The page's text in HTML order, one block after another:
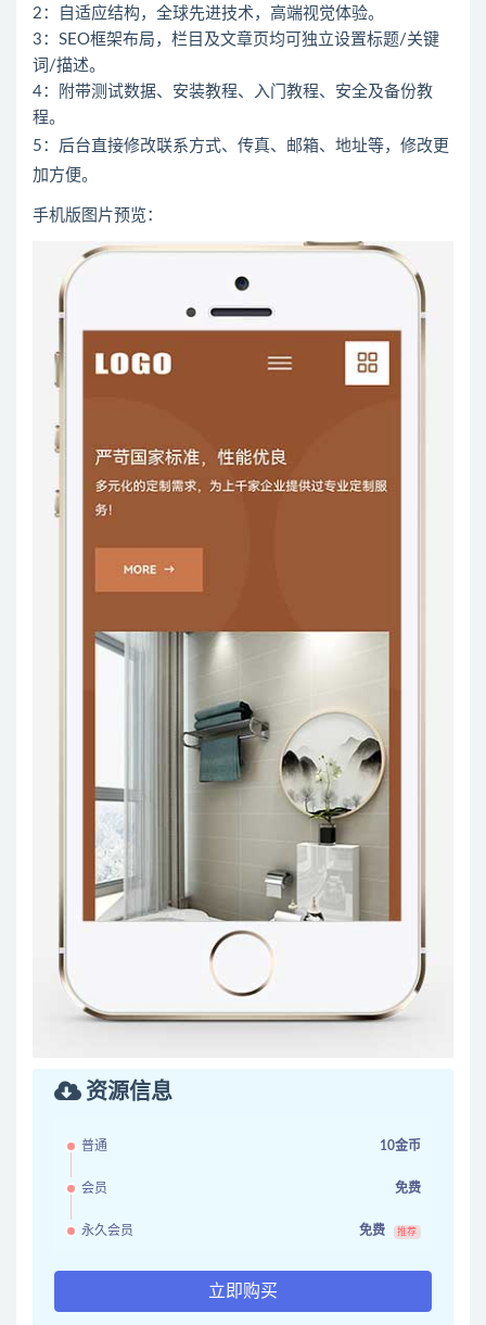
2：自适应结构，全球先进技术，高端视觉体验。
3：SEO框架布局，栏目及文章页均可独立设置标题/关键
词/描述。
4：附带测试数据、安装教程、入门教程、安全及备份教
程。
5：后台直接修改联系方式、传真、邮箱、地址等，修改更
加方便。
手机版图片预览：
资源信息
普通 10金币
会员 免费
永久会员 免费 推荐
立即购买